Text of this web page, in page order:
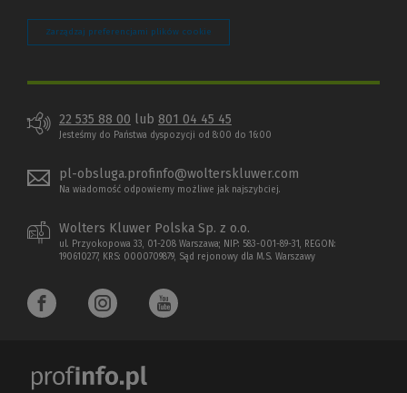
Zarządzaj preferencjami plików cookie
22 535 88 00 lub 801 04 45 45
Jesteśmy do Państwa dyspozycji od 8:00 do 16:00
pl-obsluga.profinfo@wolterskluwer.com
Na wiadomość odpowiemy możliwe jak najszybciej.
Wolters Kluwer Polska Sp. z o.o.
ul. Przyokopowa 33, 01-208 Warszawa; NIP: 583-001-89-31, REGON:
190610277, KRS: 0000709879, Sąd rejonowy dla M.S. Warszawy